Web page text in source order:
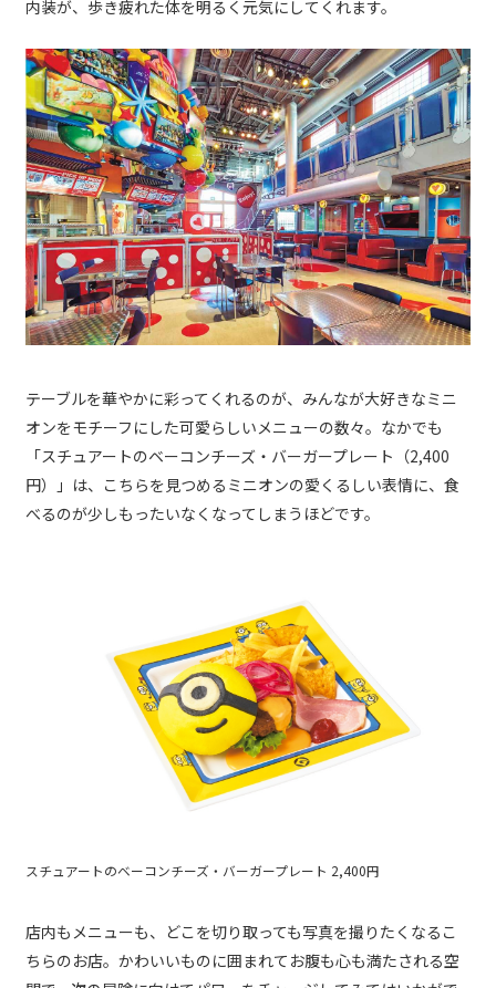
内装が、歩き疲れた体を明るく元気にしてくれます。
テーブルを華やかに彩ってくれるのが、みんなが大好きなミニ
オンをモチーフにした可愛らしいメニューの数々。なかでも
「スチュアートのベーコンチーズ・バーガープレート（2,400
円）」は、こちらを見つめるミニオンの愛くるしい表情に、食
べるのが少しもったいなくなってしまうほどです。
スチュアートのベーコンチーズ・バーガープレート 2,400円
店内もメニューも、どこを切り取っても写真を撮りたくなるこ
ちらのお店。かわいいものに囲まれてお腹も心も満たされる空